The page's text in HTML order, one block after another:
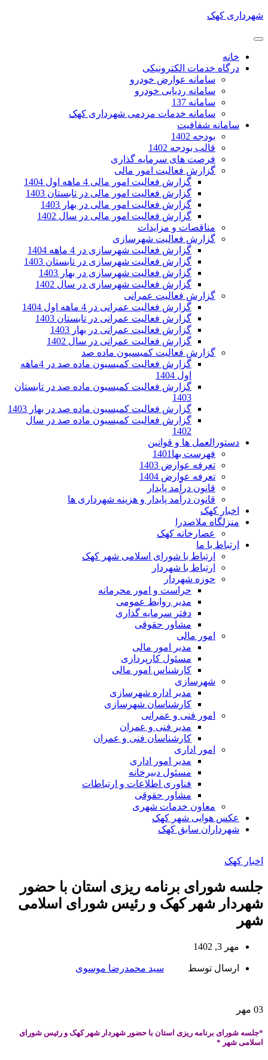
شهرداری کهک
خانه
درگاه خدمات الکترونیکی
سامانه عوارض خودرو
سامانه ردیابی خودرو
سامانه 137
سامانه خدمات مردمی شهرداری کهک
سامانه شفافیت
بودجه 1402
قالب بودجه 1402
فرصت های سرمایه گذاری
گزارش فعالیت امور مالی
گزارش فعالیت امور مالی 4 ماهه اول 1404
گزارش فعالیت امور مالی در تابستان 1403
گزارش فعالیت امور مالی در بهار 1403
گزارش فعالیت امور مالی در سال 1402
مناقصات و مزایدات
گزارش فعالیت شهرسازی
گزارش فعالیت شهرسازی در 4 ماهه 1404
گزارش فعالیت شهرسازی در تابستان 1403
گزارش فعالیت شهرسازی در بهار 1403
گزارش فعالیت شهرسازی در سال 1402
گزارش فعالیت عمرانی
گزارش فعالیت عمرانی در 4 ماهه اول 1404
گزارش فعالیت عمرانی در تابستان 1403
گزارش فعالیت عمرانی در بهار 1403
گزارش فعالیت عمرانی در سال 1402
گزارش فعالیت کمیسیون ماده صد
گزارش فعالیت کمیسیون ماده صد در 4ماهه
اول 1404
گزارش فعالیت کمیسیون ماده صد در تابستان
1403
گزارش فعالیت کمیسیون ماده صد در بهار 1403
گزارش فعالیت کمیسیون ماده صد در سال
1402
دستورالعمل ها و قوانین
فهرست بها1401
تعرفه عوارض 1403
تعرفه عوارض 1404
قانون درآمد پایدار
قانون درآمد پایدار و هزینه شهرداری ها
اخبار کهک
منزلگاه ملاصدرا
عصارخانه کهک
ارتباط با ما
ارتباط با شورای اسلامی شهر کهک
ارتباط با شهردار
حوزه شهردار
حراست و امور محرمانه
مدیر روابط عمومی
دفتر سرمایه گذاری
مشاور حقوقی
امور مالی
مدیر امور مالی
مسئول کارپردازی
کارشناس امور مالی
شهرسازی
مدیر اداره شهرسازی
کارشناسان شهرسازی
امور فنی و عمرانی
مدیر فنی و عمران
کارشناسان فنی و عمران
امور اداری
مدیر امور اداری
مسئول دبیرخانه
فناوری اطلاعات و ارتباطات
مشاور حقوقی
معاون خدمات شهری
عکس هوایی شهر کهک
شهرداران سابق کهک
اخبار کهک
جلسه شورای برنامه ریزی استان با حضور
شهردار شهر کهک و رئیس شورای اسلامی
شهر
مهر 3, 1402
ارسال توسط سید محمدرضا موسوی
03 مهر
*جلسه شورای برنامه ریزی استان با حضور شهردار شهر کهک و رئیس شورای
اسلامی شهر *